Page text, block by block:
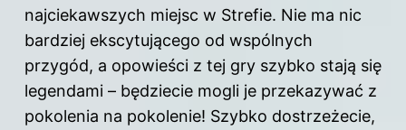
najciekawszych miejsc w Strefie. Nie ma nic
bardziej ekscytującego od wspólnych
przygód, a opowieści z tej gry szybko stają się
legendami – będziecie mogli je przekazywać z
pokolenia na pokolenie! Szybko dostrzeżecie,